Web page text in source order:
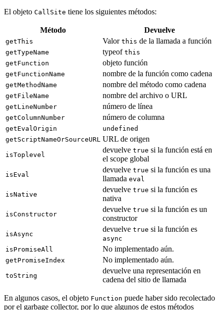
El objeto CallSite tiene los siguientes métodos:
Método Devuelve
getThis Valor this de la llamada a función
getTypeName typeof this
getFunction
objeto función
getFunctionName nombre de la función como cadena
getMethodName nombre del método como cadena
getFileName nombre del archivo o URL
getLineNumber número de línea
getColumnNumber número de columna
getEvalOrigin
undefined
getScriptNameOrSourceURL URL de origen
isToplevel
devuelve true si la función está en
el scope global
isEval
devuelve true si la función es una
llamada eval
isNative
devuelve true si la función es
nativa
isConstructor
devuelve true si la función es un
constructor
isAsync
devuelve true si la función es
async
isPromiseAll
No implementado aún.
getPromiseIndex No implementado aún.
toString
devuelve una representación en
cadena del sitio de llamada
En algunos casos, el objeto Function puede haber sido recolectado
por el garbage collector, por lo que algunos de estos métodos